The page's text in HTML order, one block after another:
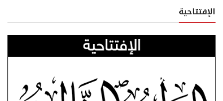
الإفتتاحية